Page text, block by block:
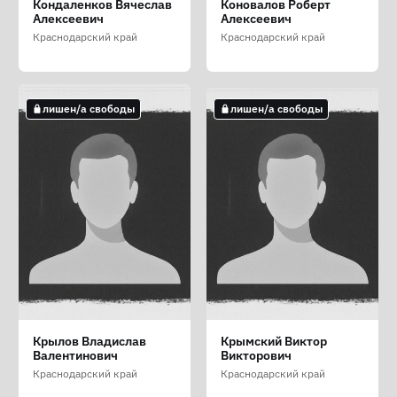
Ованесович
Краснодарский край
Анатольевич
Краснодарский край
Витальевич
Краснодарский край
лишен/а свободы
Комков Михаил
Александрович
Краснодарский край
Кондаленков Вячеслав
Алексеевич
Краснодарский край
Коновалов Роберт
Алексеевич
Краснодарский край
не лишен/а свободы
Конусов Давид
Аббазович
Краснодарский край
не лишен/а свободы
Кошелева Виктория
Николаевна
Краснодарский край
лишен/а свободы
Крылов Владислав
Валентинович
Краснодарский край
лишен/а свободы
Крымский Виктор
Викторович
Краснодарский край